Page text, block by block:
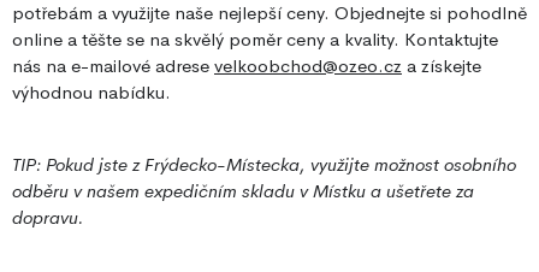
potřebám a využijte naše nejlepší ceny. Objednejte si pohodlně
online a těšte se na skvělý poměr ceny a kvality. Kontaktujte
nás na e-mailové adrese velkoobchod@ozeo.cz a získejte
výhodnou nabídku.
TIP: Pokud jste z Frýdecko-Místecka, využijte možnost osobního
odběru v našem expedičním skladu v Místku a ušetřete za
dopravu.